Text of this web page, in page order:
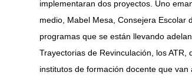
implementaran dos proyectos. Uno
medio, Mabel Mesa, Consejera Escolar
programas que se están llevando
Trayectorias de Revinculación, los
institutos de formación docente que